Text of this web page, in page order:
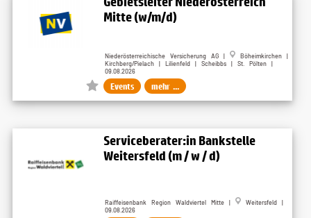
Mitte (w/m/d)
Niederösterreichische Versicherung AG |
Böheimkirchen |
Kirchberg/Pielach | Lilienfeld | Scheibbs | St. Pölten |
09.08.2026
Events mehr ...
Serviceberater:in Bankstelle
Weitersfeld (m / w / d)
Raiffeisenbank Region Waldviertel Mitte |
Weitersfeld |
09.08.2026